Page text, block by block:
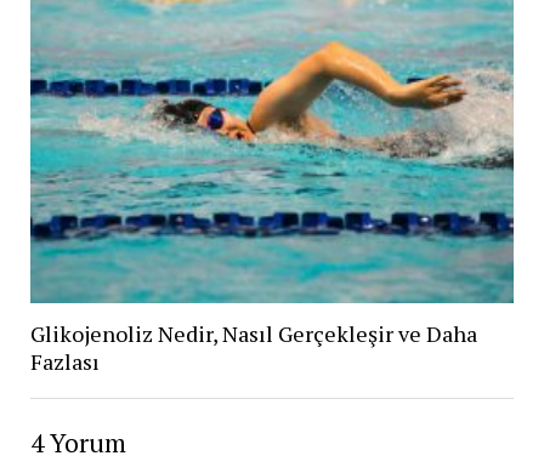
Glikojenoliz Nedir, Nasıl Gerçekleşir ve Daha
Fazlası
4 Yorum